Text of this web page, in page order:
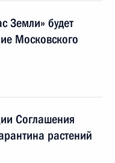
Земли» будет
Московского
Соглашения
растений